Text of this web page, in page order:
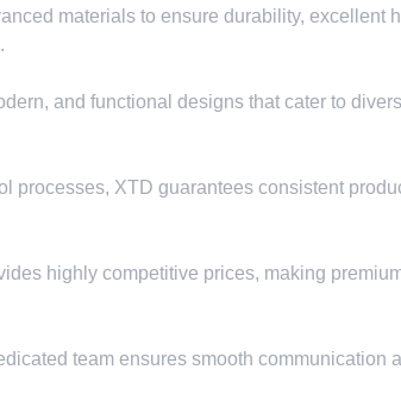
materials to ensure durability, excellent
.
, and functional designs that cater to
processes, XTD guarantees consistent
highly competitive prices, making
team ensures smooth communication